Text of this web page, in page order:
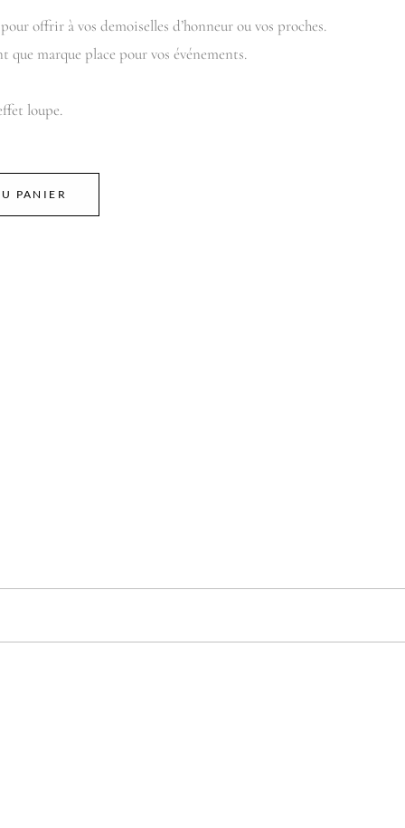
offrir à vos demoiselles d’honneur ou vos proches.
que marque place pour vos événements.
loupe.
PANIER